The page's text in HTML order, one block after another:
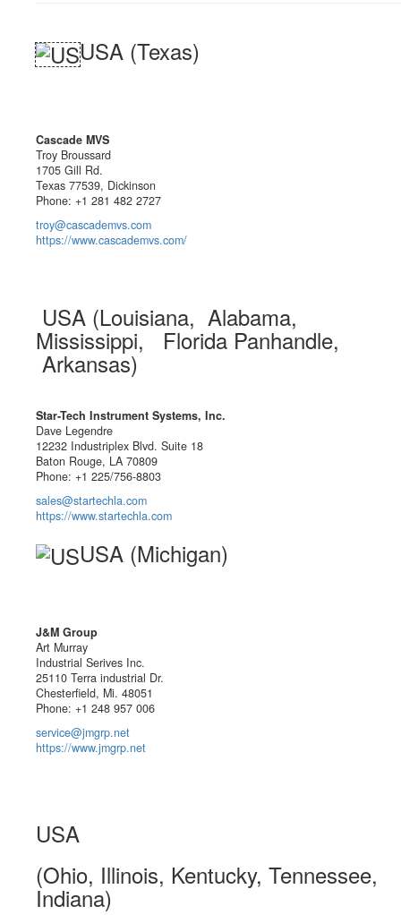
USA (Texas)
Cascade MVS
Troy Broussard
1705 Gill Rd.
Texas 77539, Dickinson
Phone: +1 281 482 2727
troy@cascademvs.com
https://www.cascademvs.com/
USA (Louisiana, Alabama,
Mississippi, Florida Panhandle,
Arkansas)
Star-Tech Instrument Systems, Inc.
Dave Legendre
12232 Industriplex Blvd. Suite 18
Baton Rouge, LA 70809
Phone: +1 225/756-8803
sales@startechla.com
https://www.startechla.com
USA (Michigan)
J&M Group
Art Murray
Industrial Serives Inc.
25110 Terra industrial Dr.
Chesterfield, Mi. 48051
Phone: +1 248 957 006
service@jmgrp.net
https://www.jmgrp.net
USA
(Ohio, Illinois, Kentucky, Tennessee,
Indiana)